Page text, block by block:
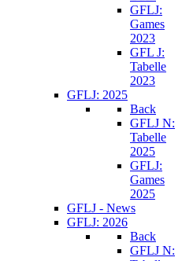
GFLJ:
Games
2023
GFL J:
Tabelle
2023
GFLJ: 2025
Back
GFLJ N:
Tabelle
2025
GFLJ:
Games
2025
GFLJ - News
GFLJ: 2026
Back
GFLJ N: